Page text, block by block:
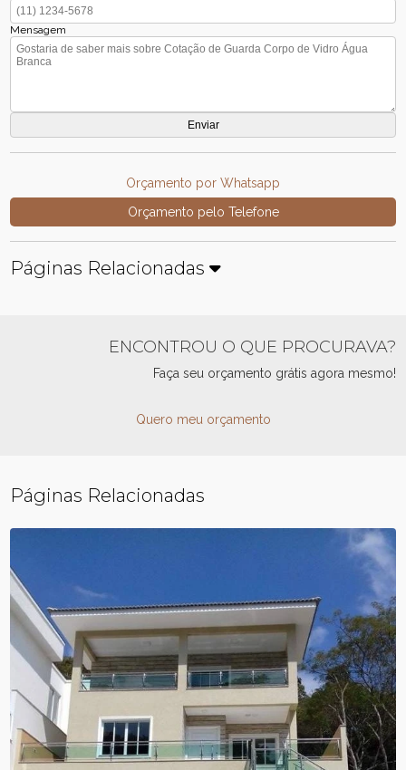
Mensagem
Orçamento por Whatsapp
Orçamento pelo Telefone
Páginas Relacionadas
ENCONTROU O QUE PROCURAVA?
Faça seu orçamento grátis agora mesmo!
Quero meu orçamento
Páginas Relacionadas